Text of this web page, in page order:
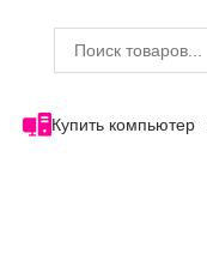
Купить компьютер